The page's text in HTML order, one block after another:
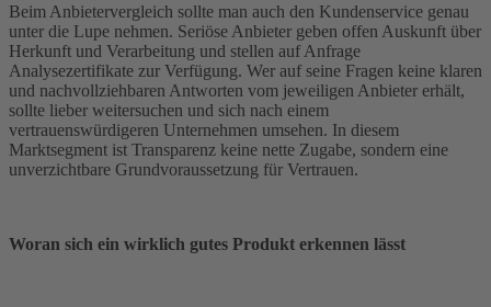
Beim Anbietervergleich sollte man auch den Kundenservice genau
unter die Lupe nehmen. Seriöse Anbieter geben offen Auskunft über
Herkunft und Verarbeitung und stellen auf Anfrage
Analysezertifikate zur Verfügung. Wer auf seine Fragen keine klaren
und nachvollziehbaren Antworten vom jeweiligen Anbieter erhält,
sollte lieber weitersuchen und sich nach einem
vertrauenswürdigeren Unternehmen umsehen. In diesem
Marktsegment ist Transparenz keine nette Zugabe, sondern eine
unverzichtbare Grundvoraussetzung für Vertrauen.
Woran sich ein wirklich gutes Produkt erkennen lässt